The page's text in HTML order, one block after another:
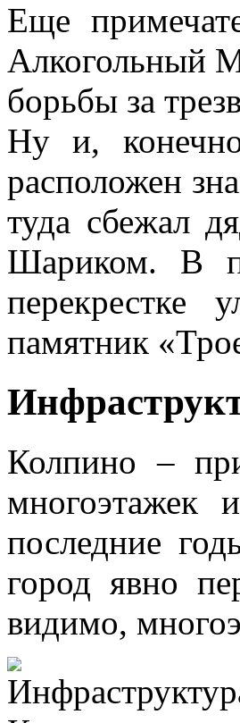
Еще
Алкогольный
борьбы за
Ну и,
расположен
туда сбежал
Шариком. В
перекрестке
памятник
Колпино –
многоэтажек
последние
город явно
видимо,